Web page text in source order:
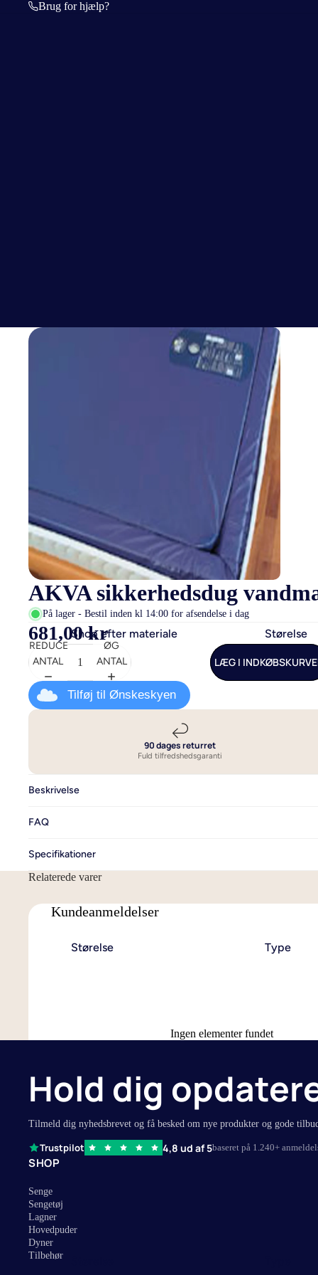
Brug for hjælp?
Shop efter materiale
Sengetøj i bambus
Sengetøj i bomuldssatin
Sengetøj i hør og hamp
Sengetøj i flonel
Luksus sengetøj
Allergivenligt sengetøj
Størelse
140x200 -
Størelse
120x200 cm
160x200 cm
180x210 cm
150x260 cm
Type
Flade lagner
Splitlagner
AKVA sikkerhedsdug
På lager - Bestil inden kl 14:00 for afsendelse i dag
681,00 kr
REDUCER
ANTAL
ØG
ANTAL
LÆG I
Tilføj til Ønskeskyen
90 dages returret
Fuld tilfredshedsgaranti
Beskrivelse
FAQ
Specifikationer
Relaterede varer
Kundeanmeldelser
Ingen elementer fundet
Hold dig
Tilmeld dig nyhedsbrevet og få besked om nye produkter og gode
Trustpilot 4,8 ud af 5baseret på 1.240+
SHOP
Senge
Sengetøj
Lagner
Hovedpuder
Dyner
Tilbehør